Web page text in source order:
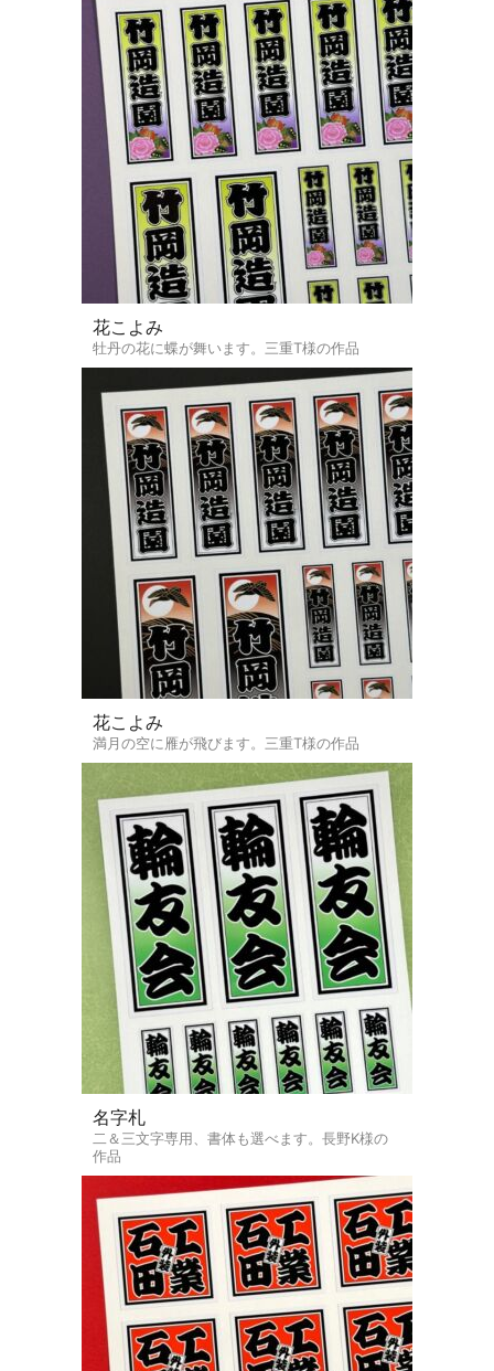
花こよみ
牡丹の花に蝶が舞います。三重T様の作品
花こよみ
満月の空に雁が飛びます。三重T様の作品
名字札
二＆三文字専用、書体も選べます。長野K様の
作品